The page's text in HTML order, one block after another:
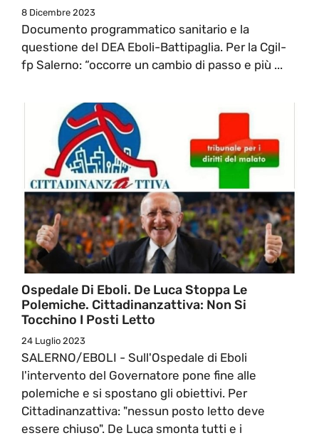
8 Dicembre 2023
Documento programmatico sanitario e la
questione del DEA Eboli-Battipaglia. Per la Cgil-
fp Salerno: “occorre un cambio di passo e più ...
Ospedale Di Eboli. De Luca Stoppa Le
Polemiche. Cittadinanzattiva: Non Si
Tocchino I Posti Letto
24 Luglio 2023
SALERNO/EBOLI - Sull'Ospedale di Eboli
l'intervento del Governatore pone fine alle
polemiche e si spostano gli obiettivi. Per
Cittadinanzattiva: "nessun posto letto deve
essere chiuso". De Luca smonta tutti e i